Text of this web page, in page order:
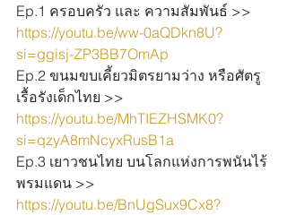
Ep.1 ครอบครัว และ ความสัมพันธ์ >>
https://youtu.be/ww-0aQDkn8U?
si=ggisj-ZP3BB7OmAp
Ep.2 ขนมขบเคี้ยวมิตรยามว่าง หรือศัตรู
เรื้อรังเด็กไทย >>
https://youtu.be/MhTIEZHSMK0?
si=qzyA8mNcyxRusB1a
Ep.3 เยาวชนไทย บนโลกแห่งการพนันไร้
พรมแดน >>
https://youtu.be/BnUgSux9Cx8?